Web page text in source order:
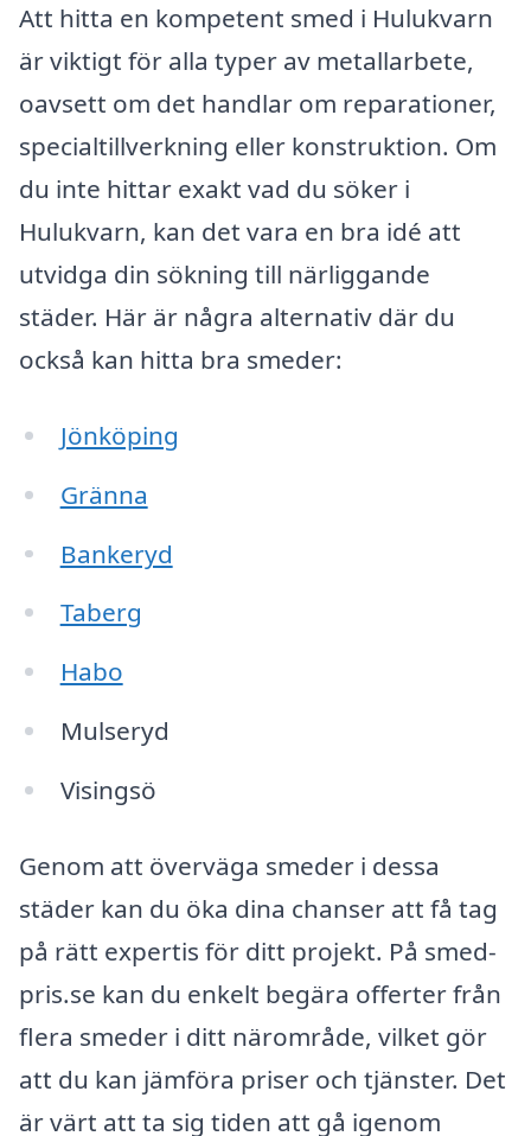
Att hitta en kompetent smed i Hulukvarn
är viktigt för alla typer av metallarbete,
oavsett om det handlar om reparationer,
specialtillverkning eller konstruktion. Om
du inte hittar exakt vad du söker i
Hulukvarn, kan det vara en bra idé att
utvidga din sökning till närliggande
städer. Här är några alternativ där du
också kan hitta bra smeder:
Jönköping
Gränna
Bankeryd
Taberg
Habo
Mulseryd
Visingsö
Genom att överväga smeder i dessa
städer kan du öka dina chanser att få tag
på rätt expertis för ditt projekt. På smed-
pris.se kan du enkelt begära offerter från
flera smeder i ditt närområde, vilket gör
att du kan jämföra priser och tjänster. Det
är värt att ta sig tiden att gå igenom